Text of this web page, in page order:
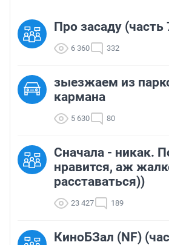
Про засаду (часть
6 360 332
зыезжаем из
кармана
5 630 80
Сначала - никак.
нравится, аж
расставаться))
23 427 189
КиноБЗал (NF)